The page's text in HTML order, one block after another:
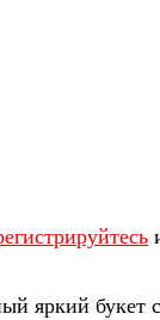
яркий букет с